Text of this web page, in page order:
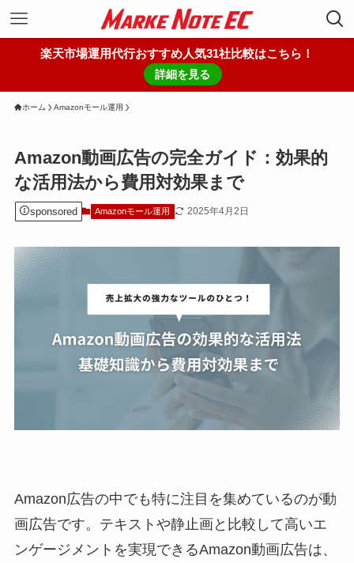
楽天市場運用代行おすすめ人気31社比較はこちら！
詳細を見る
ホーム Amazonモール運用
Amazon動画広告の完全ガイド：効果的
な活用法から費用対効果まで
sponsored Amazonモール運用 2025年4月2日
Amazon広告の中でも特に注目を集めているのが動
画広告です。テキストや静止画と比較して高いエ
ンゲージメントを実現できるAmazon動画広告は、